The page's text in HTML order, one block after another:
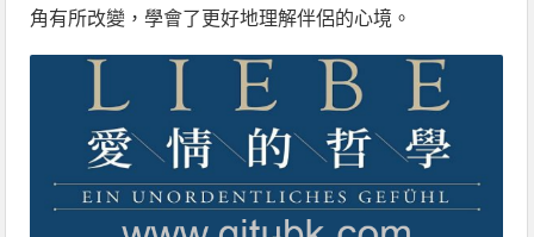
角有所改變，學會了更好地理解伴侶的心境。